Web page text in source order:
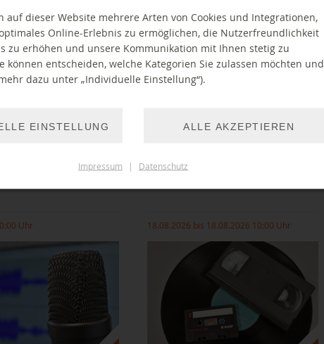
Geschichten zum Zuhören vorgetragen
Uhr 18.08.2026 bis 18.08.2026 10:00 Uhr
auf dieser Website mehrere Arten von Cookies und Integrationen,
Online-Erlebnis zu ermöglichen, die Nutzerfreundlichkeit
zu erhöhen und unsere Kommunikation mit Ihnen stetig zu
können entscheiden, welche Kategorien Sie zulassen möchten und
dazu unter „Individuelle Einstellung“).
EINSTELLUNG ALLE AKZEPTIEREN
Impressum | Datenschutz